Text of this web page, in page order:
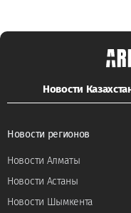
Новости
Новости регионов
Новости Алматы
Новости Астаны
Новости Шымкента